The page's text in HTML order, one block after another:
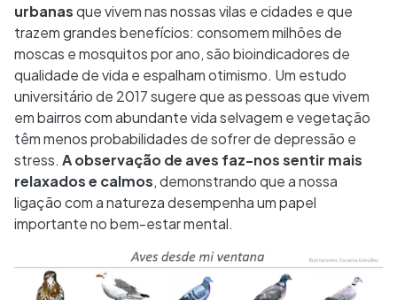
urbanasque vivem nas nossas vilas e cidades e que
trazem grandes benefícios: consomem milhões de
moscas e mosquitos por ano, são bioindicadores de
qualidade de vida e espalham otimismo. Um estudo
universitário de 2017 sugere que as pessoas que vivem
em bairros com abundante vida selvagem e vegetação
têm menos probabilidades de sofrer de depressão e
stress. A observação de aves faz-nos sentir mais
relaxados e calmos, demonstrando que a nossa
ligação com a natureza desempenha um papel
importante no bem-estar mental.